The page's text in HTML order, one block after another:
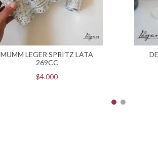
MUMM LEGER SPRITZ LATA
269CC
$4.000